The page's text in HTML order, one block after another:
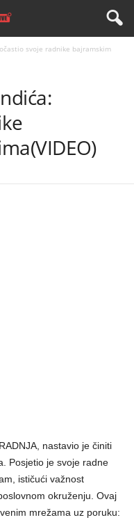
svoje radnike bajramskim
nastavio je činiti
Posjetio je svoje radne
ističući važnost
okruženju. Ovaj
mrežama uz poruku: